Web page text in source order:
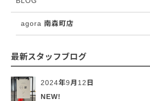
agora 南森町店
最新スタッフブログ
2024年9月12日
NEW!